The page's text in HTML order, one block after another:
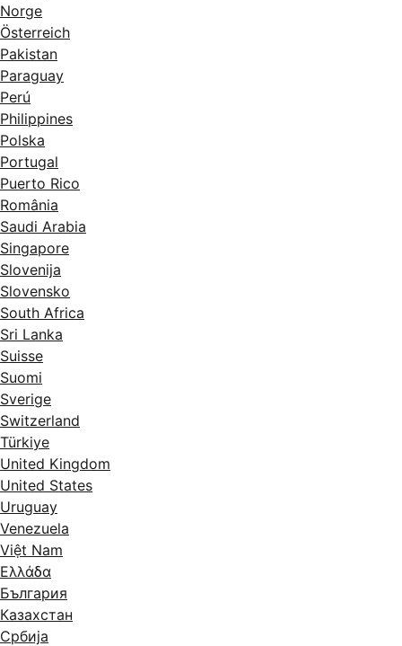
Norge
Österreich
Pakistan
Paraguay
Perú
Philippines
Polska
Portugal
Puerto Rico
România
Saudi Arabia
Singapore
Slovenija
Slovensko
South Africa
Sri Lanka
Suisse
Suomi
Sverige
Switzerland
Türkiye
United Kingdom
United States
Uruguay
Venezuela
Việt Nam
Ελλάδα
България
Казахстан
Србија